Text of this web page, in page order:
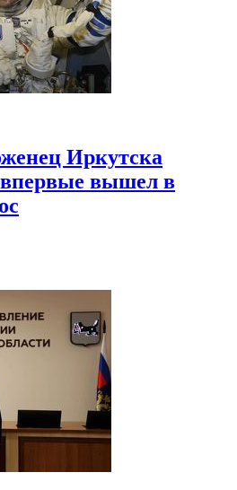
Иркутска
вышел в